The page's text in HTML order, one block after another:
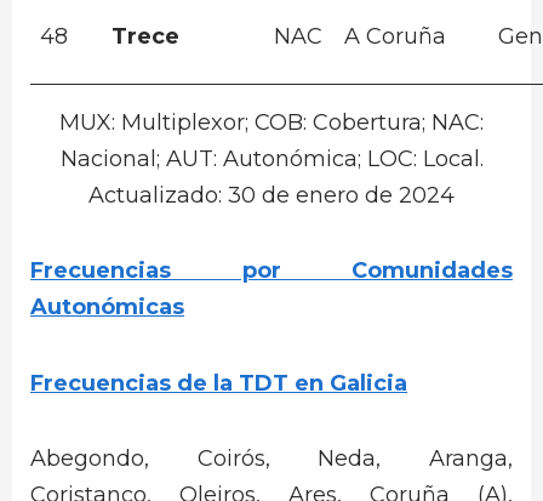
48 Trece NAC A Coruña
MUX: Multiplexor; COB: Cobertura; NAC:
Nacional; AUT: Autonómica; LOC: Local.
Actualizado: 30 de enero de 2024
Frecuencias por Comunidades
Autonómicas
Frecuencias de la TDT en Galicia
Abegondo, Coirós, Neda, Aranga,
Coristanco, Oleiros, Ares, Coruña (A),